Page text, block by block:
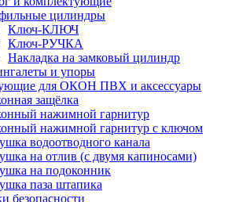
цилиндры
Ключ-КЛЮЧ
Ключ-РУЧКА
Накладка на замковый цилиндр
и упоры
для ОКОН ПВХ и аксессуары
защёлка
нажимной гарнитур
нажимной гарнитур с ключом
водоотводного канала
на отлив (с двумя капиносами)
на подоконник
паза штапика
безопасности